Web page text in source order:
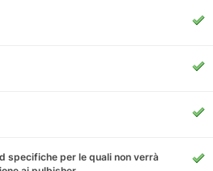
specifiche per le quali non verrà